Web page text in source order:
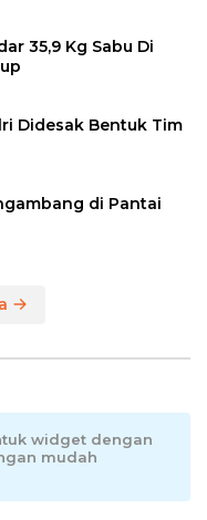
35,9 Kg Sabu Di
Didesak Bentuk Tim
di Pantai
widget dengan
mudah